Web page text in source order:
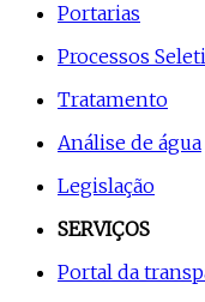
Portarias
Processos
Tratamento
Análise de água
Legislação
SERVIÇOS
Portal da